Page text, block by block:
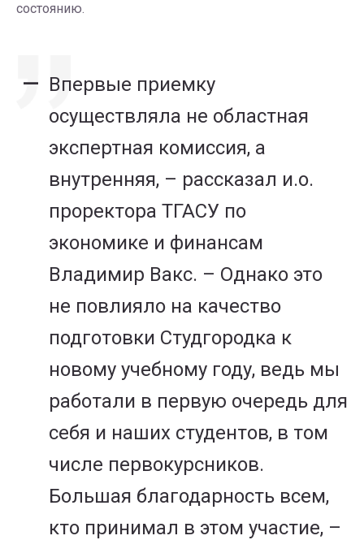
состоянию.
Впервые приемку
осуществляла не областная
экспертная комиссия, а
внутренняя, – рассказал и.о.
проректора ТГАСУ по
экономике и финансам
Владимир Вакс. – Однако это
не повлияло на качество
подготовки Студгородка к
новому учебному году, ведь мы
работали в первую очередь для
себя и наших студентов, в том
числе первокурсников.
Большая благодарность всем,
кто принимал в этом участие, –